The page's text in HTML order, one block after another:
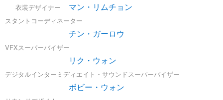
衣装デザイナー マン・リムチョン
スタントコーディネーター
チン・ガーロウ
VFXスーパーバイザー
リク・ウォン
デジタルインターミディエイト・サウンドスーパーバイザー
ボビー・ウォン